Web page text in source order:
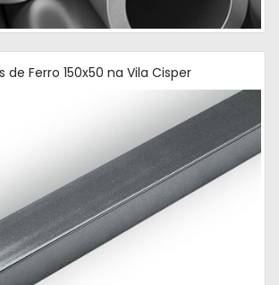
de Ferro 150x50 na Vila Cisper